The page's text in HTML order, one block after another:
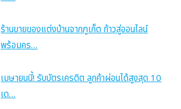
ร้านขายของแต่งบ้านจากภูเก็ต ก้าวสู่ออนไลน์
พร้อมคร…
เมษายนนี้! รับบัตรเครดิต ลูกค้าผ่อนได้สูงสุด 10
เด…